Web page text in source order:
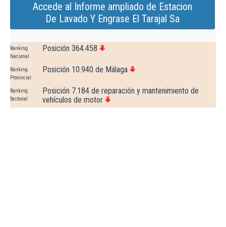
Accede al Informe ampliado de Estacion
De Lavado Y Engrase El Tarajal Sa
Ranking
Nacional
Posición 364.458
Ranking
Provincial
Posición 10.940 de Málaga
Ranking
Sectorial
Posición 7.184 de reparación y mantenimiento de
vehículos de motor